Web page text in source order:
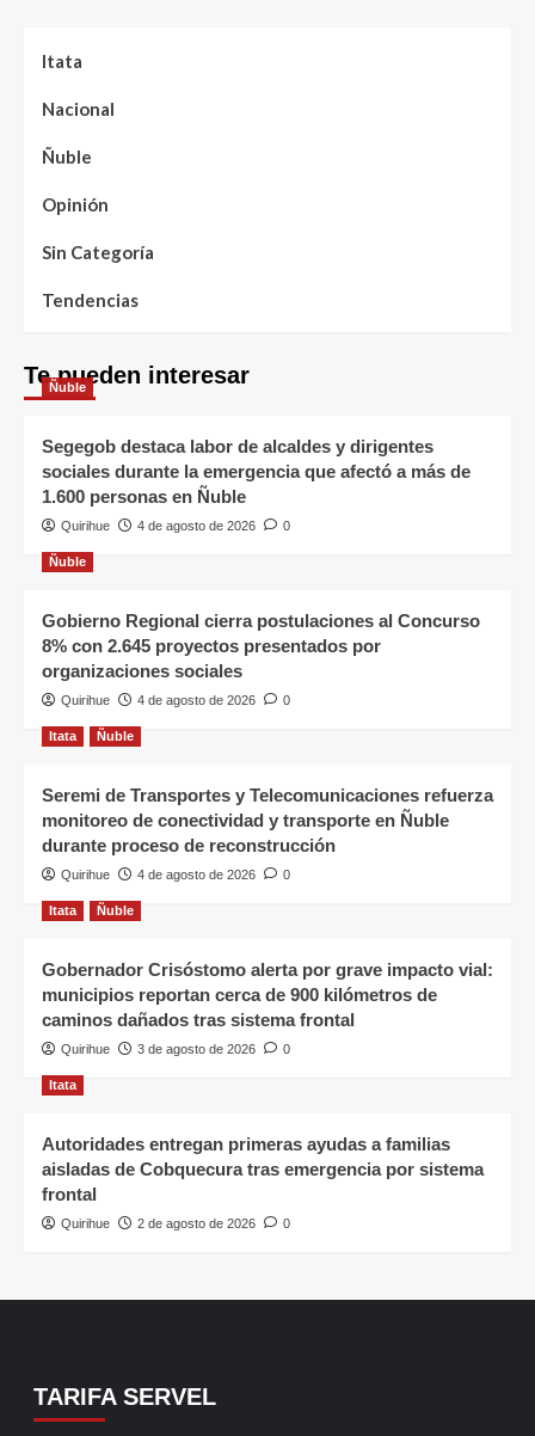
Itata
Nacional
Ñuble
Opinión
Sin Categoría
Tendencias
Te pueden interesar
Ñuble
Segegob destaca labor de alcaldes y dirigentes
sociales durante la emergencia que afectó a más de
1.600 personas en Ñuble
Quirihue 4 de agosto de 2026 0
Ñuble
Gobierno Regional cierra postulaciones al Concurso
8% con 2.645 proyectos presentados por
organizaciones sociales
Quirihue 4 de agosto de 2026 0
Itata Ñuble
Seremi de Transportes y Telecomunicaciones refuerza
monitoreo de conectividad y transporte en Ñuble
durante proceso de reconstrucción
Quirihue 4 de agosto de 2026 0
Itata Ñuble
Gobernador Crisóstomo alerta por grave impacto vial:
municipios reportan cerca de 900 kilómetros de
caminos dañados tras sistema frontal
Quirihue 3 de agosto de 2026 0
Itata
Autoridades entregan primeras ayudas a familias
aisladas de Cobquecura tras emergencia por sistema
frontal
Quirihue 2 de agosto de 2026 0
TARIFA SERVEL